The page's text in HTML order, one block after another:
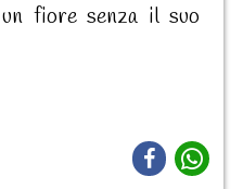
fiore senza il suo